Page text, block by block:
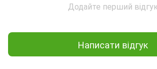
Додайте перший
Написати відгук